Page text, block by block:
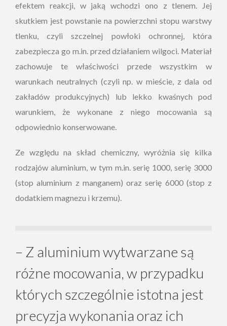
efektem reakcji, w jaką wchodzi ono z tlenem. Jej
skutkiem jest powstanie na powierzchni stopu warstwy
tlenku, czyli szczelnej powłoki ochronnej, która
zabezpiecza go m.in. przed działaniem wilgoci. Materiał
zachowuje te właściwości przede wszystkim w
warunkach neutralnych (czyli np. w mieście, z dala od
zakładów produkcyjnych) lub lekko kwaśnych pod
warunkiem, że wykonane z niego mocowania są
odpowiednio konserwowane.
Ze względu na skład chemiczny, wyróżnia się kilka
rodzajów aluminium, w tym m.in. serię 1000, serię 3000
(stop aluminium z manganem) oraz serię 6000 (stop z
dodatkiem magnezu i krzemu).
– Z aluminium wytwarzane są
różne mocowania, w przypadku
których szczególnie istotna jest
precyzja wykonania oraz ich